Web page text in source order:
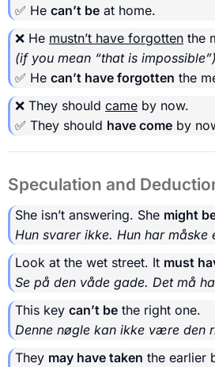
✅ He can’t be at home.
❌ He mustn’t have forgotten the
(if you mean “that is impossible”)
✅ He can’t have forgotten the
❌ They should came by now.
✅ They should have come by
Speculation and
She isn’t answering. She might
Hun svarer ikke. Hun har måske
Look at the wet street. It must
Se på den våde gade. Det må
This key can’t be the right one.
Denne nøgle kan ikke være den
They may have taken the earlier